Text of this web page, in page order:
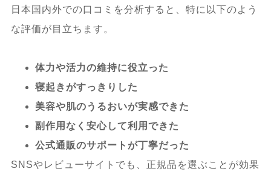
日本国内外での口コミを分析すると、特に以下のよう
な評価が目立ちます。
体力や活力の維持に役立った
寝起きがすっきりした
美容や肌のうるおいが実感できた
副作用なく安心して利用できた
公式通販のサポートが丁寧だった
SNSやレビューサイトでも、正規品を選ぶことが効果